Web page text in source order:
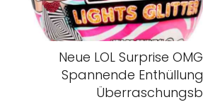
Neue LOL Surprise
Spannende